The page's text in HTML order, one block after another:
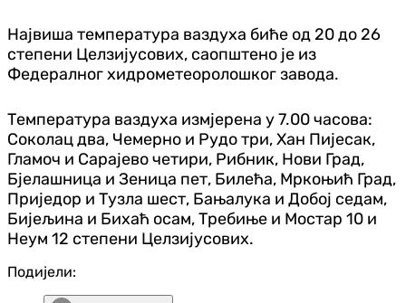
Највиша температура ваздуха биће од 20 до 26
степени Целзијусових, саопштено је из
Федералног хидрометеоролошког завода.
Температура ваздуха измјерена у 7.00 часова:
Соколац два, Чемерно и Рудо три, Хан Пијесак,
Гламоч и Сарајево четири, Рибник, Нови Град,
Бјелашница и Зеница пет, Билећа, Мркоњић Град,
Приједор и Тузла шест, Бањалука и Добој седам,
Бијељина и Бихаћ осам, Требиње и Мостар 10 и
Неум 12 степени Целзијусових.
Подијели: